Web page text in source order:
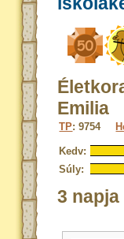
Emilia
TP: 9754
Kedv:
Súly:
3